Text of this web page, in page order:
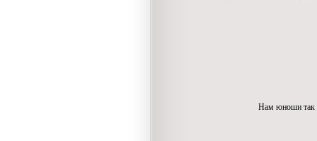
Нам юноши так же в